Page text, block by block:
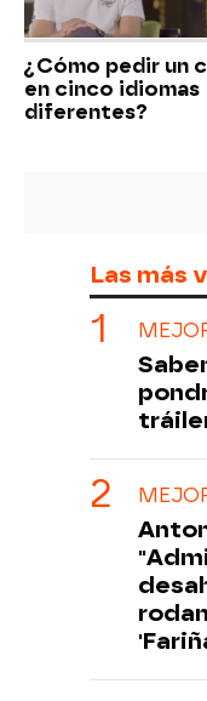
¿Cómo pedir un
en cinco idiomas
diferentes?
Las más